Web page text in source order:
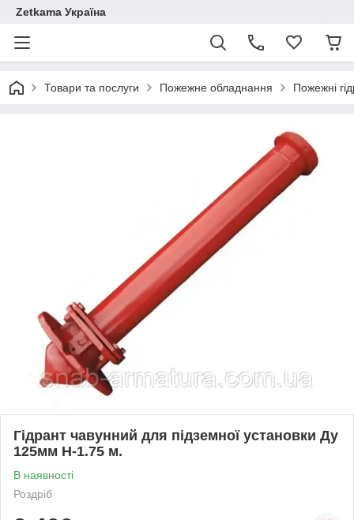
Zetkama Україна
Товари та послуги Пожежне обладнання Пожежні
Гідрант чавунний для підземної установки Ду
125мм H-1.75 м.
В наявності
Роздріб